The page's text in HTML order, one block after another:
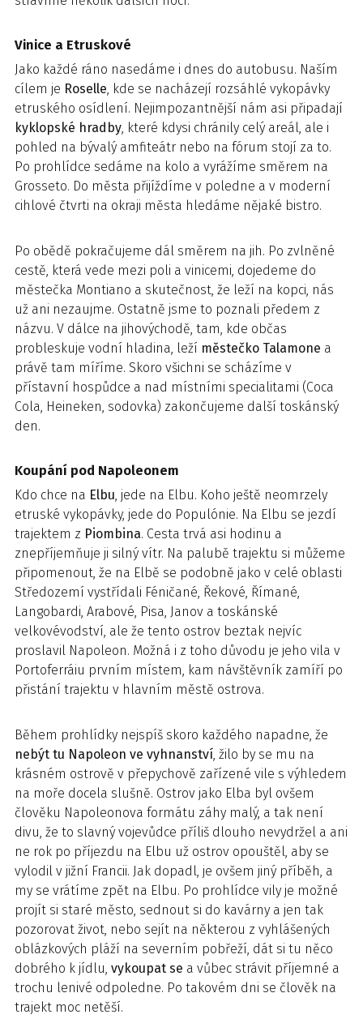
Vinice a Etruskové
Jako každé ráno nasedáme i dnes do autobusu. Naším
cílem je Roselle, kde se nacházejí rozsáhlé vykopávky
etruského osídlení. Nejimpozantnější nám asi připadají
kyklopské hradby, které kdysi chránily celý areál, ale i
pohled na bývalý amfiteátr nebo na fórum stojí za to.
Po prohlídce sedáme na kolo a vyrážíme směrem na
Grosseto. Do města přijíždíme v poledne a v moderní
cihlové čtvrti na okraji města hledáme nějaké bistro.
Po obědě pokračujeme dál směrem na jih. Po zvlněné
cestě, která vede mezi poli a vinicemi, dojedeme do
městečka Montiano a skutečnost, že leží na kopci, nás
už ani nezaujme. Ostatně jsme to poznali předem z
názvu. V dálce na jihovýchodě, tam, kde občas
probleskuje vodní hladina, leží městečko Talamone a
právě tam míříme. Skoro všichni se scházíme v
přístavní hospůdce a nad místními specialitami (Coca
Cola, Heineken, sodovka) zakončujeme další toskánský
den.
Koupání pod Napoleonem
Kdo chce na Elbu, jede na Elbu. Koho ještě neomrzely
etruské vykopávky, jede do Populónie. Na Elbu se jezdí
trajektem z Piombina. Cesta trvá asi hodinu a
znepříjemňuje ji silný vítr. Na palubě trajektu si můžeme
připomenout, že na Elbě se podobně jako v celé oblasti
Středozemí vystřídali Féničané, Řekové, Římané,
Langobardi, Arabové, Pisa, Janov a toskánské
velkovévodství, ale že tento ostrov beztak nejvíc
proslavil Napoleon. Možná i z toho důvodu je jeho vila v
Portoferráiu prvním místem, kam návštěvník zamíří po
přistání trajektu v hlavním městě ostrova.
Během prohlídky nejspíš skoro každého napadne, že
nebýt tu Napoleon ve vyhnanství, žilo by se mu na
krásném ostrově v přepychově zařízené vile s výhledem
na moře docela slušně. Ostrov jako Elba byl ovšem
člověku Napoleonova formátu záhy malý, a tak není
divu, že to slavný vojevůdce příliš dlouho nevydržel a ani
ne rok po příjezdu na Elbu už ostrov opouštěl, aby se
vylodil v jižní Francii. Jak dopadl, je ovšem jiný příběh, a
my se vrátíme zpět na Elbu. Po prohlídce vily je možné
projít si staré město, sednout si do kavárny a jen tak
pozorovat život, nebo sejít na některou z vyhlášených
oblázkových pláží na severním pobřeží, dát si tu něco
dobrého k jídlu, vykoupat se a vůbec strávit příjemné a
trochu lenivé odpoledne. Po takovém dni se člověk na
trajekt moc netěší.